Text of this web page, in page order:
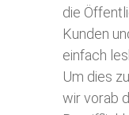
die
Kunden
einfach
Um dies
wir vorab